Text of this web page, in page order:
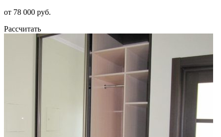
от 78 000 руб.
Рассчитать